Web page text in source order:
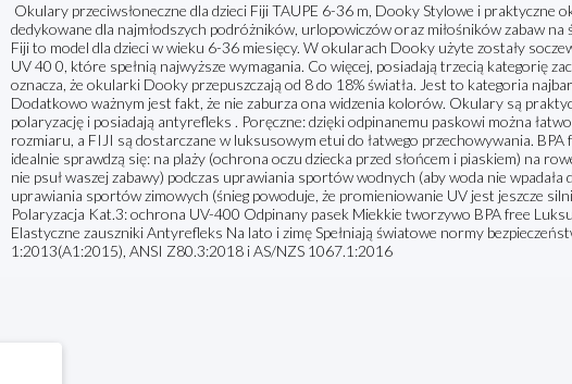
Okulary przeciwsłoneczne dla dzieci Fiji TAUPE 6-36 m, Dooky Stylowe i praktyczne
dedykowane dla najmłodszych podróżników, urlopowiczów oraz miłośników zabaw
Fiji to model dla dzieci w wieku 6-36 miesięcy. W okularach Dooky użyte zostały
UV 40 0, które spełnią najwyższe wymagania. Co więcej, posiadają trzecią kategorię
oznacza, że okularki Dooky przepuszczają od 8 do 18% światła. Jest to kategoria
Dodatkowo ważnym jest fakt, że nie zaburza ona widzenia kolorów. Okulary są
polaryzację i posiadają antyrefleks . Poręczne: dzięki odpinanemu paskowi można
rozmiaru, a FIJI są dostarczane w luksusowym etui do łatwego przechowywania.
idealnie sprawdzą się: na plaży (ochrona oczu dziecka przed słońcem i piaskiem) na
nie psuł waszej zabawy) podczas uprawiania sportów wodnych (aby woda nie wpadała
uprawiania sportów zimowych (śnieg powoduje, że promieniowanie UV jest jeszcze
Polaryzacja Kat.3: ochrona UV-400 Odpinany pasek Miekkie tworzywo BPA free
Elastyczne zauszniki Antyrefleks Na lato i zimę Spełniają światowe normy
1:2013(A1:2015), ANSI Z80.3:2018 i AS/NZS 1067.1:2016